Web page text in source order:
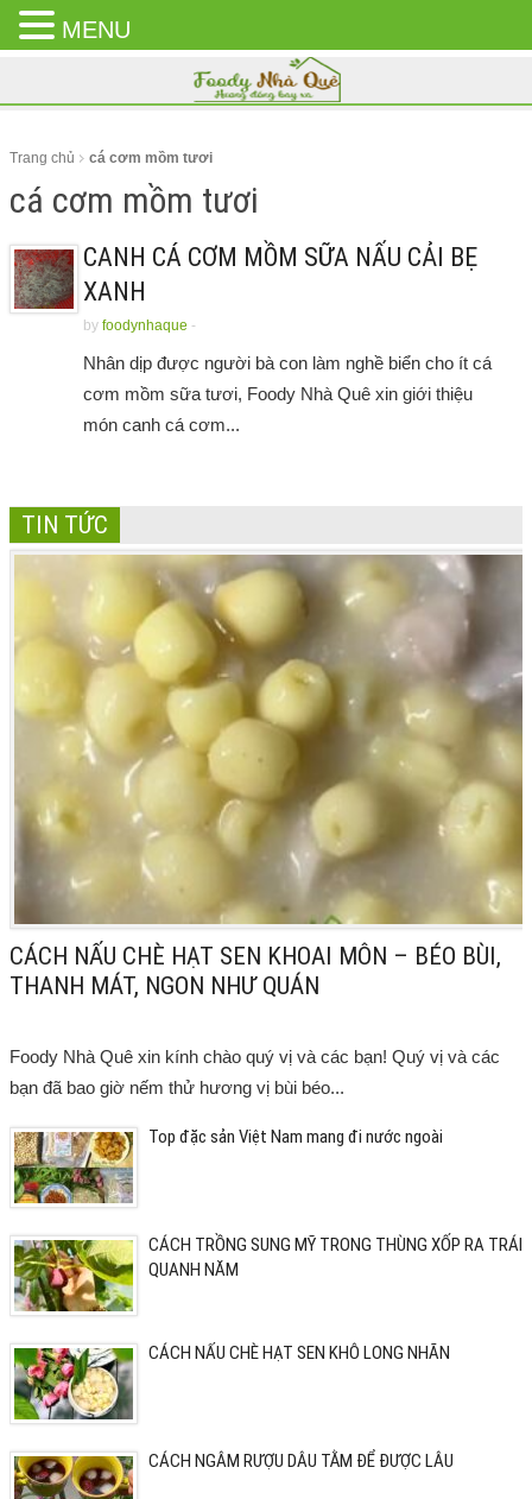
CLOSE
MENU
Trang chủ cá cơm mồm tươi
cá cơm mồm tươi
CANH CÁ CƠM MỒM SỮA NẤU CẢI BẸ
XANH
by foodynhaque -
Nhân dịp được người bà con làm nghề biển cho ít cá
cơm mồm sữa tươi, Foody Nhà Quê xin giới thiệu
món canh cá cơm...
TIN TỨC
CÁCH NẤU CHÈ HẠT SEN KHOAI MÔN – BÉO BÙI,
THANH MÁT, NGON NHƯ QUÁN
Foody Nhà Quê xin kính chào quý vị và các bạn! Quý vị và các
bạn đã bao giờ nếm thử hương vị bùi béo...
Top đặc sản Việt Nam mang đi nước ngoài
CÁCH TRỒNG SUNG MỸ TRONG THÙNG XỐP RA TRÁI
QUANH NĂM
CÁCH NẤU CHÈ HẠT SEN KHÔ LONG NHÃN
CÁCH NGÂM RƯỢU DÂU TẰM ĐỂ ĐƯỢC LÂU
MENU